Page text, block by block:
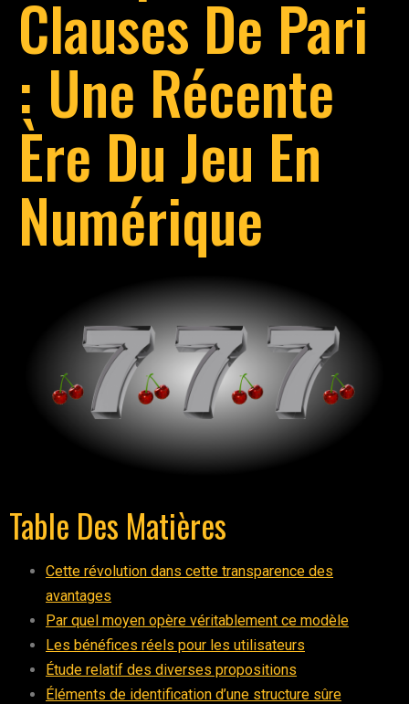
Clauses De Pari
: Une Récente
Ère Du Jeu En
Numérique
Table Des Matières
Cette révolution dans cette transparence des
avantages
Par quel moyen opère véritablement ce modèle
Les bénéfices réels pour les utilisateurs
Étude relatif des diverses propositions
Éléments de identification d’une structure sûre